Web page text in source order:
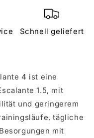
Schnell geliefert
4 ist eine
1.5, mit
und geringerem
tägliche
mit